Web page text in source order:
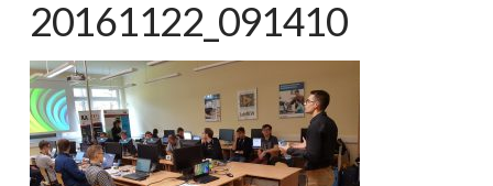
20161122_091410